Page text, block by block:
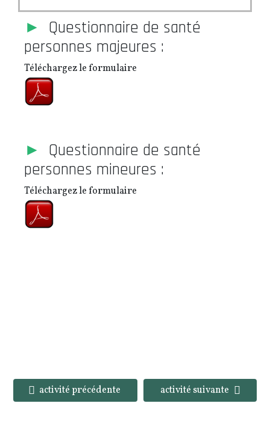
►
Questionnaire de santé
personnes majeures :
Téléchargez le formulaire
►
Questionnaire de santé
personnes mineures :
Téléchargez le formulaire
activité précédente activité suivante